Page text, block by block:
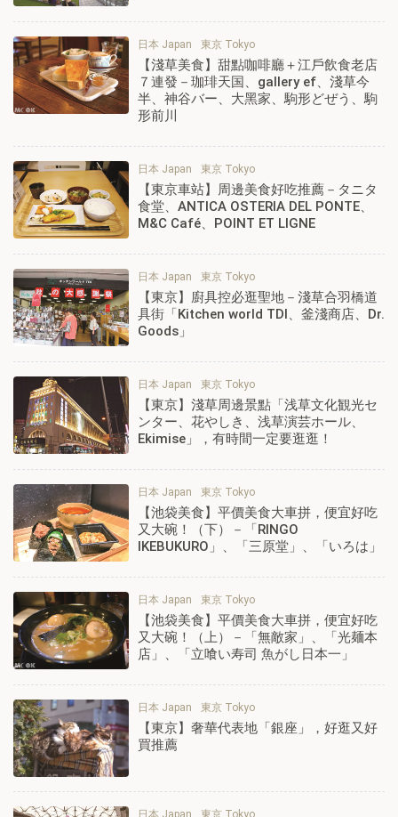
日本 Japan 東京 Tokyo
【淺草美食】甜點咖啡廳＋江戶飲食老店
７連發－珈琲天国、gallery ef、淺草今
半、神谷バー、大黑家、駒形どぜう、駒
形前川
日本 Japan 東京 Tokyo
【東京車站】周邊美食好吃推薦－タニタ
食堂、ANTICA OSTERIA DEL PONTE、
M&C Café、POINT ET LIGNE
日本 Japan 東京 Tokyo
【東京】廚具控必逛聖地－淺草合羽橋道
具街「Kitchen world TDI、釜淺商店、Dr.
Goods」
日本 Japan 東京 Tokyo
【東京】淺草周邊景點「浅草文化観光セ
ンター、花やしき、浅草演芸ホール、
Ekimise」，有時間一定要逛逛！
日本 Japan 東京 Tokyo
【池袋美食】平價美食大車拼，便宜好吃
又大碗！（下）－「RINGO
IKEBUKURO」、「三原堂」、「いろは」
日本 Japan 東京 Tokyo
【池袋美食】平價美食大車拼，便宜好吃
又大碗！（上）－「無敵家」、「光麺本
店」、「立喰い寿司 魚がし日本一」
日本 Japan 東京 Tokyo
【東京】奢華代表地「銀座」，好逛又好
買推薦
日本 Japan 東京 Tokyo